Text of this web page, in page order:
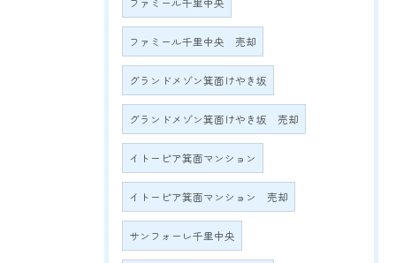
ファミール千里中央 売却
グランドメゾン箕面けやき坂
グランドメゾン箕面けやき坂 売却
イトーピア箕面マンション
イトーピア箕面マンション 売却
サンフォーレ千里中央